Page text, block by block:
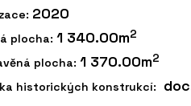
2020
plocha: 1 340.00m2
plocha: 1 370.00m2
historických konstrukcí: